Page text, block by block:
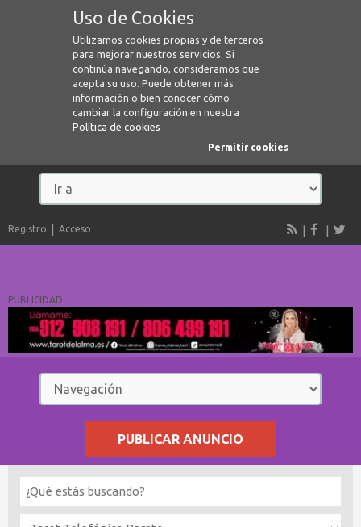
Uso de Cookies
Utilizamos cookies propias y de terceros
para mejorar nuestros servicios. Si
continúa navegando, consideramos que
acepta su uso. Puede obtener más
información o bien conocer cómo
cambiar la configuración en nuestra
Política de cookies
Permitir cookies
Registro Acceso
PUBLICIDAD
PUBLICAR ANUNCIO